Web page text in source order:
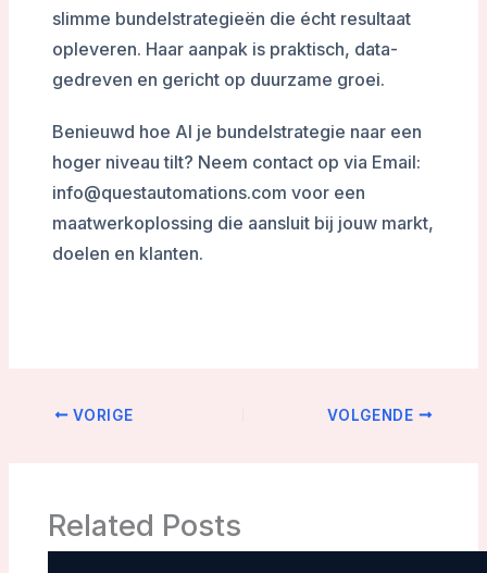
slimme bundelstrategieën die écht resultaat
opleveren. Haar aanpak is praktisch, data-
gedreven en gericht op duurzame groei.
Benieuwd hoe AI je bundelstrategie naar een
hoger niveau tilt? Neem contact op via Email:
info@questautomations.com voor een
maatwerkoplossing die aansluit bij jouw markt,
doelen en klanten.
VORIGE VOLGENDE
Related Posts